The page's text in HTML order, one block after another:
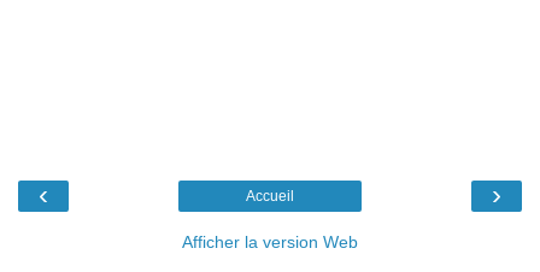
‹ ›
Accueil
Afficher la version Web